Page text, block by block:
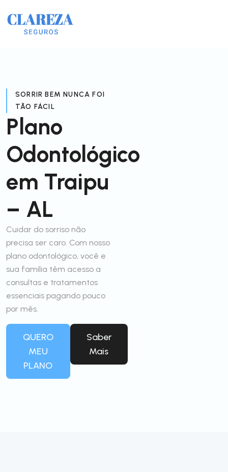
SORRIR BEM NUNCA FOI
TÃO FÁCIL
Plano
Odontológico
em Traipu
– AL
Cuidar do sorriso não
precisa ser caro. Com nosso
plano odontológico, você e
sua família têm acesso a
consultas e tratamentos
essenciais pagando pouco
por mês.
QUERO
MEU
PLANO
Saber
Mais